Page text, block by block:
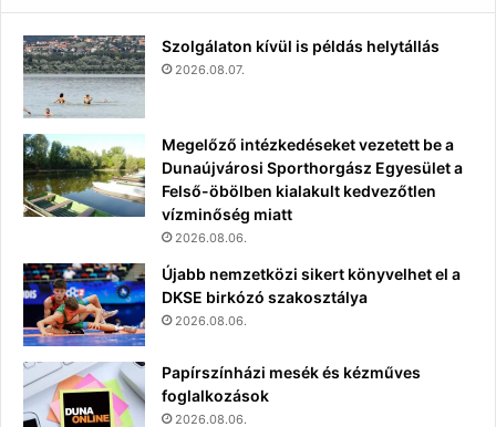
Szolgálaton kívül is példás helytállás
2026.08.07.
Megelőző intézkedéseket vezetett be a
Dunaújvárosi Sporthorgász Egyesület a
Felső-öbölben kialakult kedvezőtlen
vízminőség miatt
2026.08.06.
Újabb nemzetközi sikert könyvelhet el a
DKSE birkózó szakosztálya
2026.08.06.
Papírszínházi mesék és kézműves
foglalkozások
2026.08.06.